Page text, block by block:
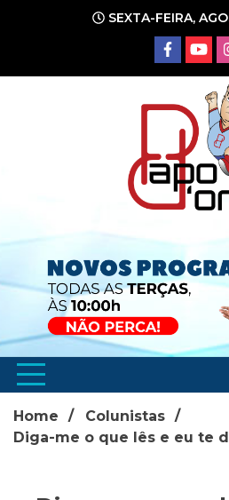
conteúdo
SEXTA-FEIRA,
Home
Colunistas
Diga-me o que lês e eu te